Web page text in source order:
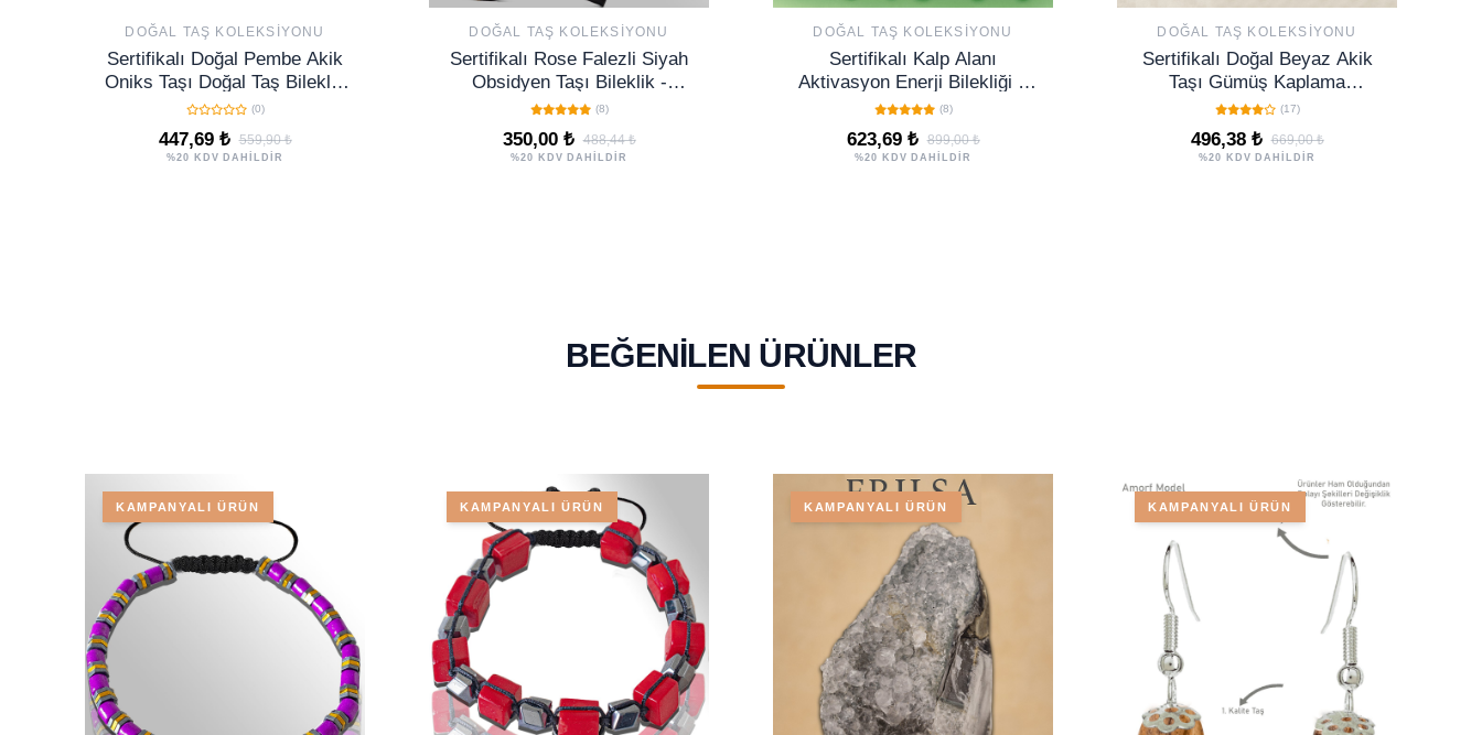
DOĞAL TAŞ KOLEKSIYONU
Sertifikalı Doğal Pembe Akik
Oniks Taşı Doğal Taş Bileklik
Seti
(0)
447,69 ₺ 559,90 ₺
%20 KDV DAHİLDİR
DOĞAL TAŞ KOLEKSIYONU
Sertifikalı Rose Falezli Siyah
Obsidyen Taşı Bileklik -
Ayarlamalı
(8)
350,00 ₺ 488,44 ₺
%20 KDV DAHİLDİR
DOĞAL TAŞ KOLEKSIYONU
Sertifikalı Kalp Alanı
Aktivasyon Enerji Bilekliği –
Yeşil Kristal Kuvars ve
Terahertz Doğal Taş 4 mm
(8)
623,69 ₺ 899,00 ₺
%20 KDV DAHİLDİR
DOĞAL TAŞ KOLEKSIYONU
Sertifikalı Doğal Beyaz Akik
Taşı Gümüş Kaplama
Ayarlanabilir Bileklik – Saflık
ve Denge
(17)
496,38 ₺ 669,00 ₺
%20 KDV DAHİLDİR
BEĞENILEN ÜRÜNLER
KAMPANYALI ÜRÜN KAMPANYALI ÜRÜN KAMPANYALI ÜRÜN KAMPANYALI ÜRÜN